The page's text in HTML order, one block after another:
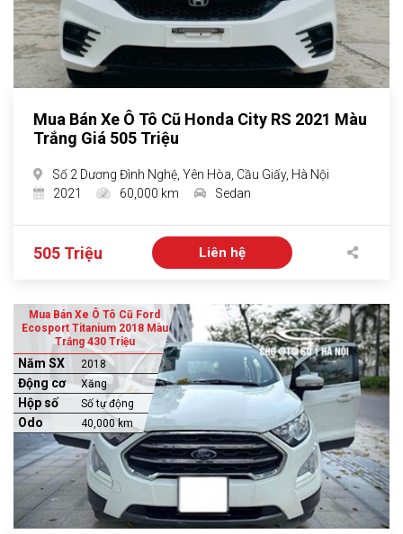
Mua Bán Xe Ô Tô Cũ Honda City RS 2021 Màu
Trắng Giá 505 Triệu
Số 2 Dương Đình Nghệ, Yên Hòa, Cầu Giấy, Hà Nội
2021
60,000 km Sedan
505 Triệu Liên hệ
Mua Bán Xe Ô Tô Cũ Ford
Ecosport Titanium 2018 Màu
Trắng 430 Triệu
Năm SX 2018
Động cơ Xăng
Hộp số Số tự động
Odo 40,000 km